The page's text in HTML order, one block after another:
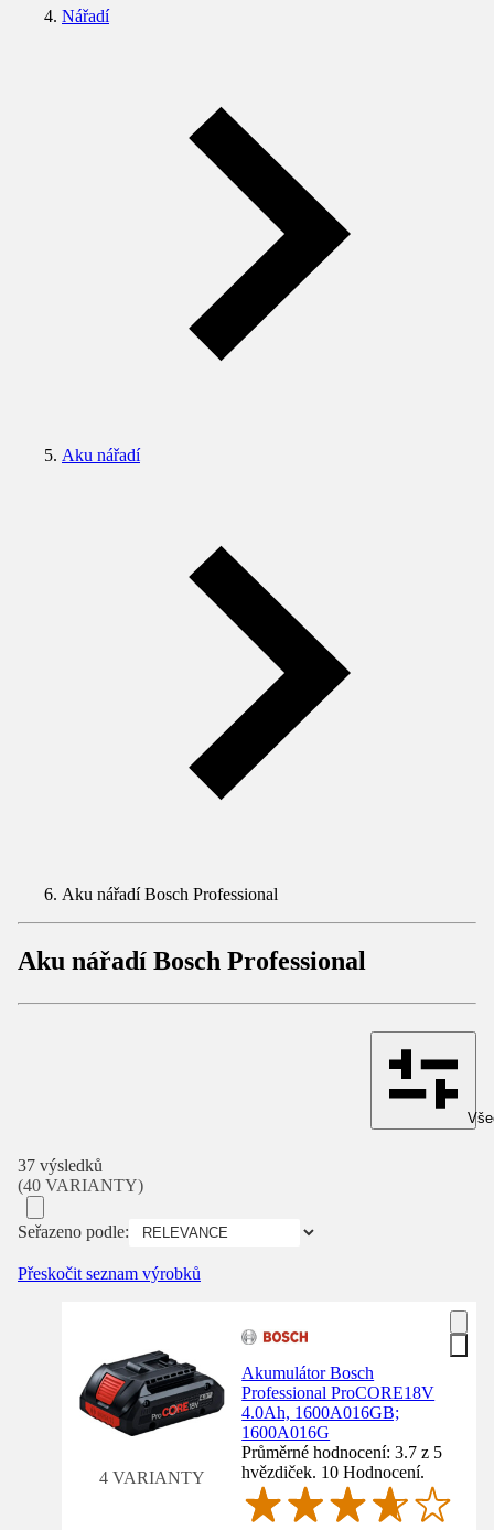
Nářadí
Aku nářadí
Aku nářadí Bosch Professional
Aku nářadí Bosch Professional
37 výsledků
(40 VARIANTY)
Seřazeno podle:
Přeskočit seznam výrobků
4 VARIANTY
Akumulátor Bosch
Professional ProCORE18V
4.0Ah, 1600A016GB;
1600A016G
Průměrné hodnocení: 3.7 z 5
hvězdiček. 10 Hodnocení.